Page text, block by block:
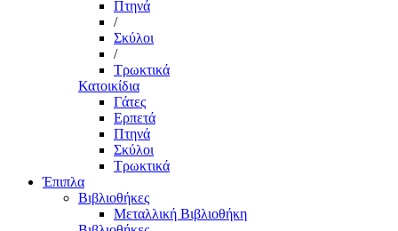
Πτηνά
/
Σκύλοι
/
Τρωκτικά
Κατοικίδια
Γάτες
Ερπετά
Πτηνά
Σκύλοι
Τρωκτικά
Έπιπλα
Βιβλιοθήκες
Μεταλλική Βιβλιοθήκη